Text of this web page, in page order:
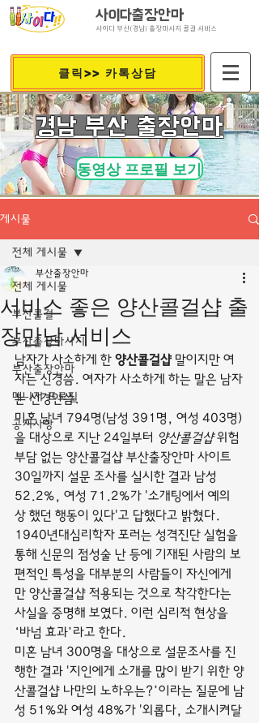
사이다출장안마
사이다 부산(경남) 출장마사지 콜걸 서비스
클릭>> 카톡상담
​경남 부산 출장안마
동영상 프로필 보기
게시물
전체 게시물
부산콜걸
부산출장마사지
부산출장안마
매니저 프로필
공지사항
전체 게시물
서비스 좋은 양산콜걸샵 출
장만남 서비스
부산출장안마
남자가 사소하게 한 양산콜걸샵 말이지만 여
자는 신경씀. 여자가 사소하게 하는 말은 남자
는 신경안씀.
미혼 남녀 794명(남성 391명, 여성 403명)
을 대상으로 지난 24일부터 양산콜걸샵 위험
부담 없는 양산콜걸샵 부산출장안마 사이트
30일까지 설문 조사를 실시한 결과 남성
52.2%, 여성 71.2%가 '소개팅에서 예의
상 했던 행동이 있다'고 답했다고 밝혔다.
1940년대심리학자 포러는 성격진단 실험을
통해 신문의 점성술 난 등에 기재된 사람의 보
편적인 특성을 대부분의 사람들이 자신에게
만 양산콜걸샵 적용되는 것으로 착각한다는
사실을 증명해 보였다. 이런 심리적 현상을
‘바넘 효과’라고 한다.
미혼 남녀 300명을 대상으로 설문조사를 진
행한 결과 '지인에게 소개를 많이 받기 위한 양
산콜걸샵 나만의 노하우는?’이라는 질문에 남
성 51%와 여성 48%가 '외롭다, 소개시켜달